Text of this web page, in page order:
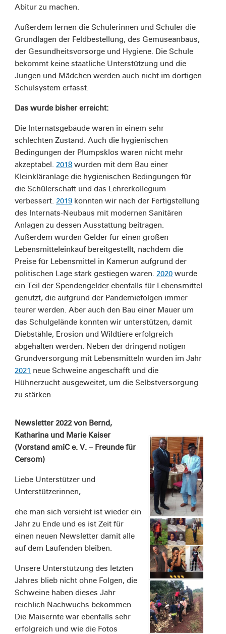
Abitur zu machen.
Außerdem lernen die Schülerinnen und Schüler die
Grundlagen der Feldbestellung, des Gemüseanbaus,
der Gesundheitsvorsorge und Hygiene. Die Schule
bekommt keine staatliche Unterstützung und die
Jungen und Mädchen werden auch nicht im dortigen
Schulsystem erfasst.
Das wurde bisher erreicht:
Die Internatsgebäude waren in einem sehr
schlechten Zustand. Auch die hygienischen
Bedingungen der Plumpsklos waren nicht mehr
akzeptabel.2018 wurden mit dem Bau einer
Kleinkläranlage die hygienischen Bedingungen für
die Schülerschaft und das Lehrerkollegium
verbessert.2019 konnten wir nach der Fertigstellung
des Internats-Neubaus mit modernen Sanitären
Anlagen zu dessen Ausstattung beitragen.
Außerdem wurden Gelder für einen großen
Lebensmitteleinkauf bereitgestellt, nachdem die
Preise für Lebensmittel in Kamerun aufgrund der
politischen Lage stark gestiegen waren.2020 wurde
ein Teil der Spendengelder ebenfalls für Lebensmittel
genutzt, die aufgrund der Pandemiefolgen immer
teurer werden. Aber auch den Bau einer Mauer um
das Schulgelände konnten wir unterstützen, damit
Diebstähle, Erosion und Wildtiere erfolgreich
abgehalten werden. Neben der dringend nötigen
Grundversorgung mit Lebensmitteln wurden im Jahr
2021 neue Schweine angeschafft und die
Hühnerzucht ausgeweitet, um die Selbstversorgung
zu stärken.
Newsletter 2022 von Bernd,
Katharina und Marie Kaiser
(Vorstand amiC e. V. – Freunde für
Cersom)
Liebe Unterstützer und
Unterstützerinnen,
ehe man sich versieht ist wieder ein
Jahr zu Ende und es ist Zeit für
einen neuen Newsletter damit alle
auf dem Laufenden bleiben.
Unsere Unterstützung des letzten
Jahres blieb nicht ohne Folgen, die
Schweine haben dieses Jahr
reichlich Nachwuchs bekommen.
Die Maisernte war ebenfalls sehr
erfolgreich und wie die Fotos